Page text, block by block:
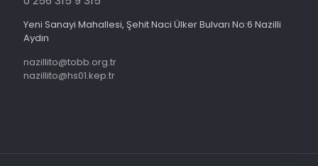
Yeni Sanayi Mahallesi, Şehit Naci Ülker Bulvarı No:6 Nazilli
Aydın
nazillito@tobb.org.tr
nazillito@hs01.kep.tr